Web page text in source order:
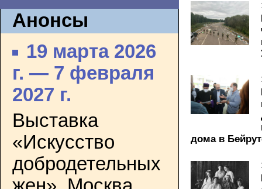
Анонсы
19 марта 2026
г. — 7 февраля
2027 г.
Выставка
«Искусство
добродетельных
дома в